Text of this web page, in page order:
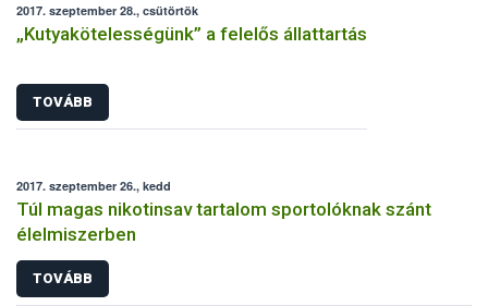
2017. szeptember 28., csütörtök
„Kutyakötelességünk” a felelős állattartás
TOVÁBB
2017. szeptember 26., kedd
Túl magas nikotinsav tartalom sportolóknak szánt
élelmiszerben
TOVÁBB